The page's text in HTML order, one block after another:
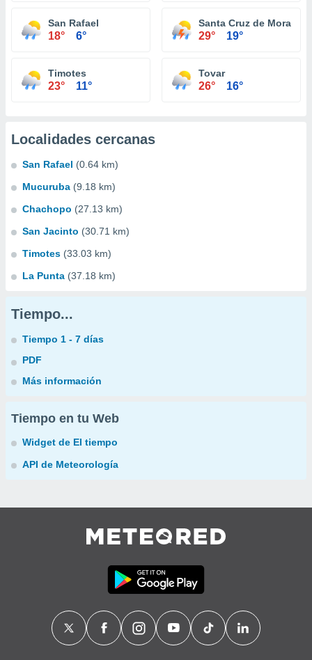
San Rafael
18° 6°
Santa Cruz de Mora
29° 19°
Timotes
23° 11°
Tovar
26° 16°
Localidades cercanas
San Rafael (0.64 km)
Mucuruba (9.18 km)
Chachopo (27.13 km)
San Jacinto (30.71 km)
Timotes (33.03 km)
La Punta (37.18 km)
Tiempo...
Tiempo 1 - 7 días
PDF
Más información
Tiempo en tu Web
Widget de El tiempo
API de Meteorología